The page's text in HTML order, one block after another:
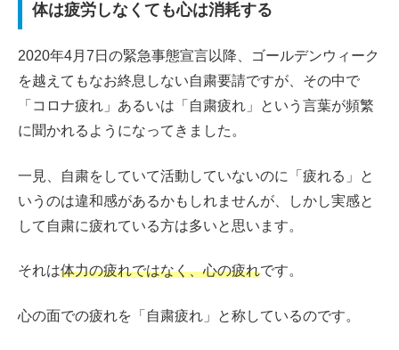
体は疲労しなくても心は消耗する
2020年4月7日の緊急事態宣言以降、ゴールデンウィーク
を越えてもなお終息しない自粛要請ですが、その中で
「コロナ疲れ」あるいは「自粛疲れ」という言葉が頻繁
に聞かれるようになってきました。
一見、自粛をしていて活動していないのに「疲れる」と
いうのは違和感があるかもしれませんが、しかし実感と
して自粛に疲れている方は多いと思います。
それは体力の疲れではなく、心の疲れです。
心の面での疲れを「自粛疲れ」と称しているのです。